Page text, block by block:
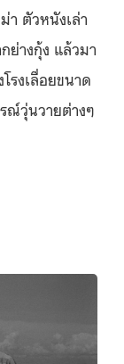
า ตัวหนังเล่า
างกุ้ง แล้วมา
รงเลื่อยขนาด
ณ์วุ่นวายต่างๆ